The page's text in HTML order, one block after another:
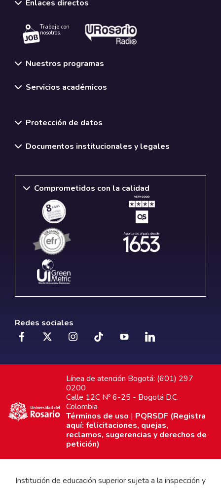
Enlaces directos
Trabaja con
nosotros.
Nuestros programas
Servicios académicos
Protección de datos
Documentos institucionales y legales
Comprometidos con la calidad
Redes sociales
Línea de atención Bogotá: (601) 297
0200
Calle 12C Nº 6-25 - Bogotá D.C.
Colombia
Términos de uso | PQRSDF (Registra
aquí: felicitaciones, quejas,
reclamos, sugerencias y derechos de
petición)
Institución de educación superior sujeta a la inspección y